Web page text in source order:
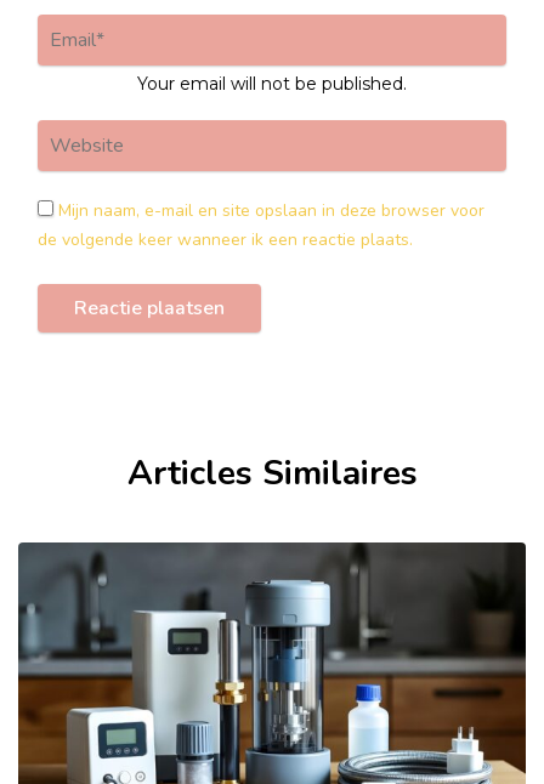
Your email will not be published.
Mijn naam, e-mail en site opslaan in deze browser voor
de volgende keer wanneer ik een reactie plaats.
Articles Similaires